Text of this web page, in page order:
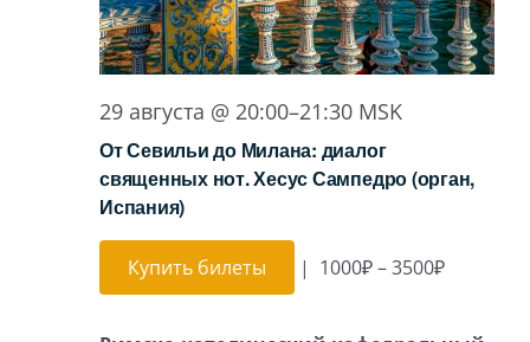
29 августа @ 20:00–21:30 MSK
От Севильи до Милана: диалог
священных нот. Хесус Сампедро (орган,
Испания)
Купить билеты | 1000₽ – 3500₽